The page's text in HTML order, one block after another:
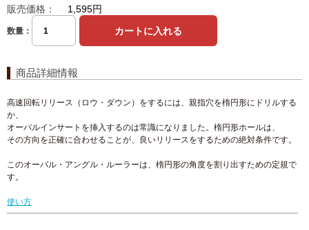
販売価格： 1,595円
数量：
商品詳細情報
高速回転リリース（ロウ・ダウン）をするには、親指穴を楕円形にドリルする
か、
オーバルインサートを挿入するのは常識になりました。楕円形ホールは、
その方向を正確に合わせることが、良いリリースをするための絶対条件です。
このオーバル・アングル・ルーラーは、楕円形の角度を割り出すための定規で
す。
使い方